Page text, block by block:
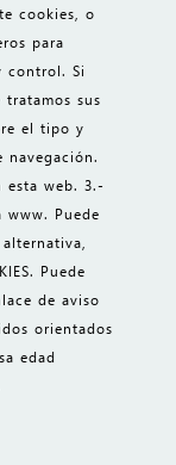
cookies, o
para
control. Si
sus
el tipo y
navegación.
esta web. 3.-
Puede
alternativa,
Puede
de aviso
orientados
edad
gran
gestión